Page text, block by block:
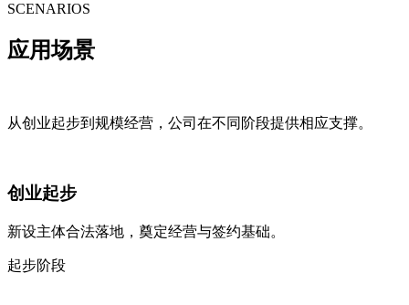
SCENARIOS
应用场景
从创业起步到规模经营，公司在不同阶段提供相应支撑。
创业起步
新设主体合法落地，奠定经营与签约基础。
起步阶段